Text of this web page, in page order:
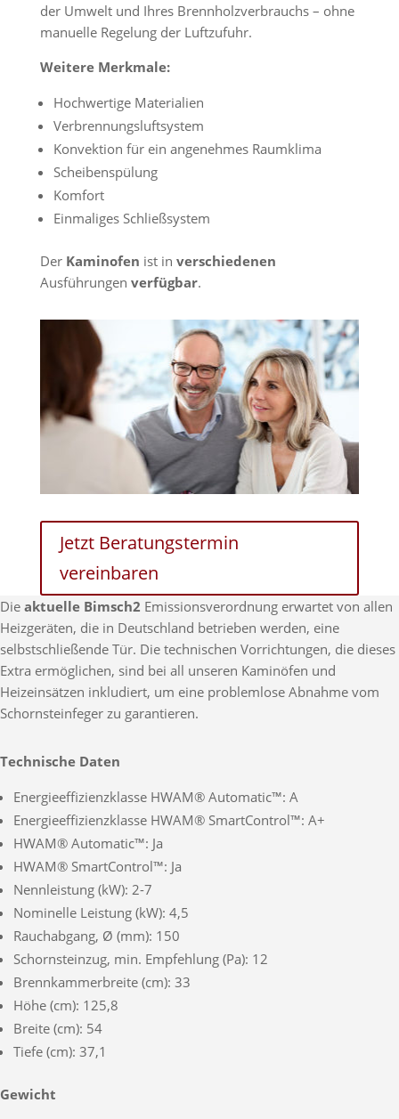
der Umwelt und Ihres Brennholzverbrauchs – ohne
manuelle Regelung der Luftzufuhr.
Weitere Merkmale:
Hochwertige Materialien
Verbrennungsluftsystem
Konvektion für ein angenehmes Raumklima
Scheibenspülung
Komfort
Einmaliges Schließsystem
Der Kaminofen ist in verschiedenen
Ausführungen verfügbar.
Jetzt Beratungstermin
vereinbaren
Die aktuelle Bimsch2 Emissionsverordnung erwartet von allen
Heizgeräten, die in Deutschland betrieben werden, eine
selbstschließende Tür. Die technischen Vorrichtungen, die dieses
Extra ermöglichen, sind bei all unseren Kaminöfen und
Heizeinsätzen inkludiert, um eine problemlose Abnahme vom
Schornsteinfeger zu garantieren.
Technische Daten
Energieeffizienzklasse HWAM® Automatic™: A
Energieeffizienzklasse HWAM® SmartControl™: A+
HWAM® Automatic™: Ja
HWAM® SmartControl™: Ja
Nennleistung (kW): 2-7
Nominelle Leistung (kW): 4,5
Rauchabgang, Ø (mm): 150
Schornsteinzug, min. Empfehlung (Pa): 12
Brennkammerbreite (cm): 33
Höhe (cm): 125,8
Breite (cm): 54
Tiefe (cm): 37,1
Gewicht